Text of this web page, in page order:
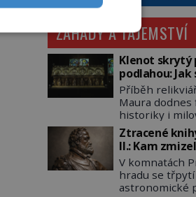
ZÁHADY A TAJEMSTVÍ
Klenot skrytý
podlahou:
románský
do zapadlého
Příběh
Maura dodnes
historiky i
po celém
románská
památka ze
po českých
klenotech
nejcennějším
Ztracené
II.: Kam
nejzáhadnější
Evropy?
V komnatách
hradu se
astronomické